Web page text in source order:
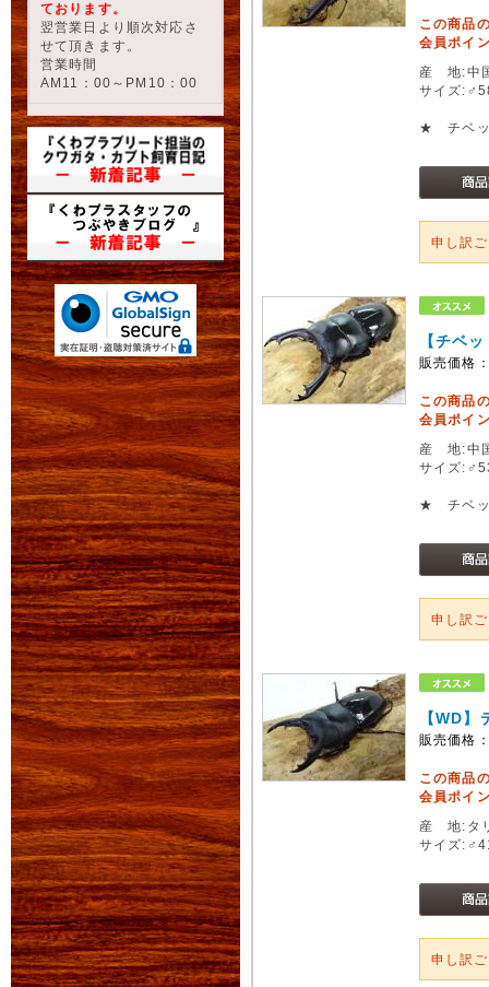
ております。
翌営業日より順次対応さ
せて頂きます。
営業時間
AM11：00～PM10：00
この商品
会員ポイ
産 地:中
サイズ
★ チベッ
申し訳
【チベ
販売価格
この商品
会員ポイ
産 地:中
サイズ
★ チベッ
申し訳
【WD
販売価格
この商品
会員ポイ
産 地:タ
サイズ
申し訳